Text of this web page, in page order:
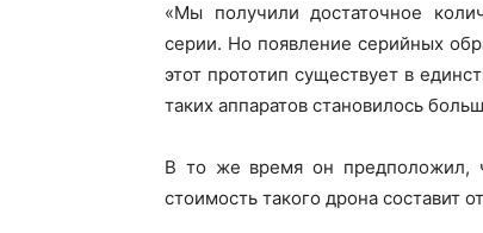
«Мы получили достаточное
серии. Но появление серийных
этот прототип существует в
таких аппаратов становилось
В то же время он предположил,
стоимость такого дрона составит